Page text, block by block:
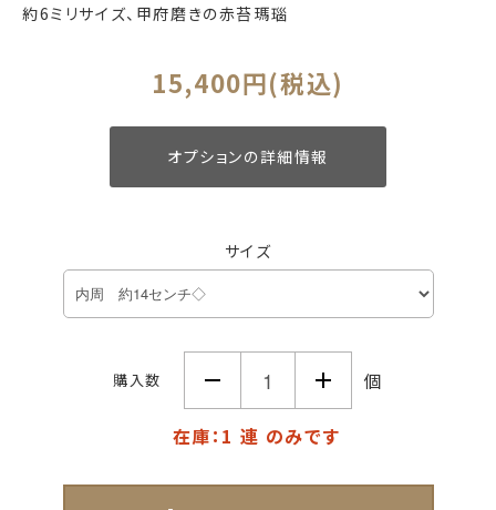
約6ミリサイズ、甲府磨きの赤苔瑪瑙
15,400円(税込)
オプションの詳細情報
サイズ
購入数 個
在庫：1 連 のみです